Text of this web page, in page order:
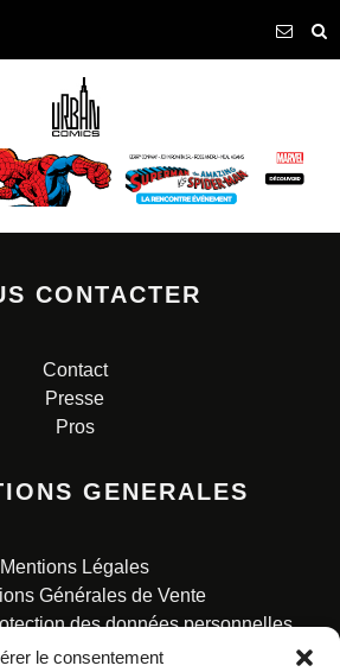
le consentement
CONTACTER
Contact
Presse
Pros
GENERALES
Mentions Légales
Générales de Vente
des données personnelles